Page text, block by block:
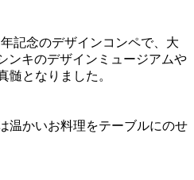
記念のデザインコンペで、大
ンキのデザインミュージアムや
となりました。
温かいお料理をテーブルにのせ